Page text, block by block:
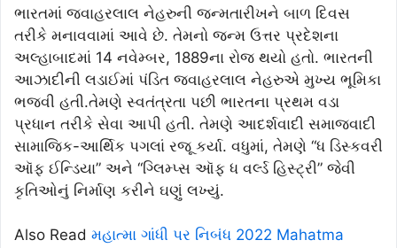
ભારતમાં જવાહરલાલ નેહરુની જન્મતારીખને બાળ દિવસ
તરીકે મનાવવામાં આવે છે. તેમનો જન્મ ઉત્તર પ્રદેશના
અલ્હાબાદમાં 14 નવેમ્બર, 1889ના રોજ થયો હતો. ભારતની
આઝાદીની લડાઈમાં પંડિત જવાહરલાલ નેહરુએ મુખ્ય ભૂમિકા
ભજવી હતી.તેમણે સ્વતંત્રતા પછી ભારતના પ્રથમ વડા
પ્રધાન તરીકે સેવા આપી હતી. તેમણે આદર્શવાદી સમાજવાદી
સામાજિક-આર્થિક પગલાં રજૂ કર્યા. વધુમાં, તેમણે “ધ ડિસ્કવરી
ઑફ ઈન્ડિયા” અને “ગ્લિમ્પ્સ ઑફ ધ વર્લ્ડ હિસ્ટ્રી” જેવી
કૃતિઓનું નિર્માણ કરીને ઘણું લખ્યું.
Also Read મહાત્મા ગાંધી પર નિબંધ 2022 Mahatma